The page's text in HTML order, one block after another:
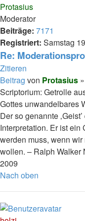
Protasius
Moderator
Beiträge: 7171
Registriert: Samstag
Re:
Zitieren
Beitrag von Protasius »
Scriptorium: Getrolle
Gottes unwandelbares
Der so genannte
Interpretation. Er ist ein
werden muss, wenn
wollen. – Ralph Walker
2009
Nach oben